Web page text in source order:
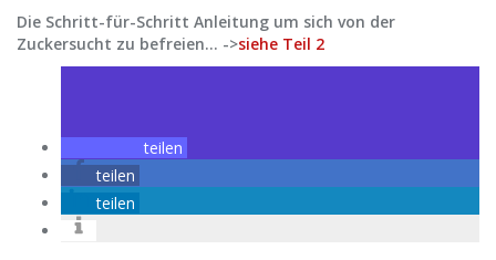
Die Schritt-für-Schritt Anleitung um sich von der
Zuckersucht zu befreien… ->siehe Teil 2
teilen
teilen
teilen